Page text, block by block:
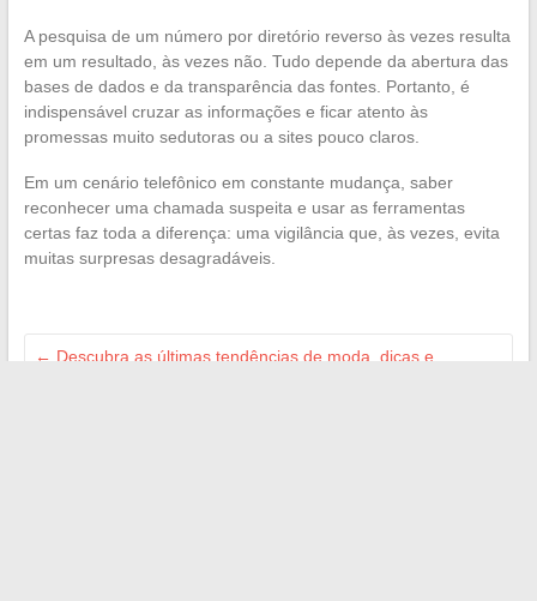
A pesquisa de um número por diretório reverso às vezes resulta
em um resultado, às vezes não. Tudo depende da abertura das
bases de dados e da transparência das fontes. Portanto, é
indispensável cruzar as informações e ficar atento às
promessas muito sedutoras ou a sites pouco claros.
Em um cenário telefônico em constante mudança, saber
reconhecer uma chamada suspeita e usar as ferramentas
certas faz toda a diferença: uma vigilância que, às vezes, evita
muitas surpresas desagradáveis.
← Descubra as últimas tendências de moda, dicas e